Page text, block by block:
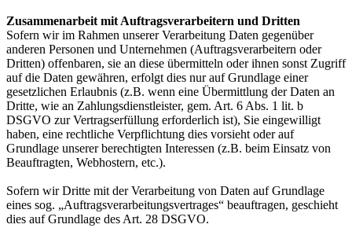
Zusammenarbeit mit Auftragsverarbeitern und Dritten
Sofern wir im Rahmen unserer Verarbeitung Daten gegenüber
anderen Personen und Unternehmen (Auftragsverarbeitern oder
Dritten) offenbaren, sie an diese übermitteln oder ihnen sonst Zugriff
auf die Daten gewähren, erfolgt dies nur auf Grundlage einer
gesetzlichen Erlaubnis (z.B. wenn eine Übermittlung der Daten an
Dritte, wie an Zahlungsdienstleister, gem. Art. 6 Abs. 1 lit. b
DSGVO zur Vertragserfüllung erforderlich ist), Sie eingewilligt
haben, eine rechtliche Verpflichtung dies vorsieht oder auf
Grundlage unserer berechtigten Interessen (z.B. beim Einsatz von
Beauftragten, Webhostern, etc.).
Sofern wir Dritte mit der Verarbeitung von Daten auf Grundlage
eines sog. „Auftragsverarbeitungsvertrages“ beauftragen, geschieht
dies auf Grundlage des Art. 28 DSGVO.